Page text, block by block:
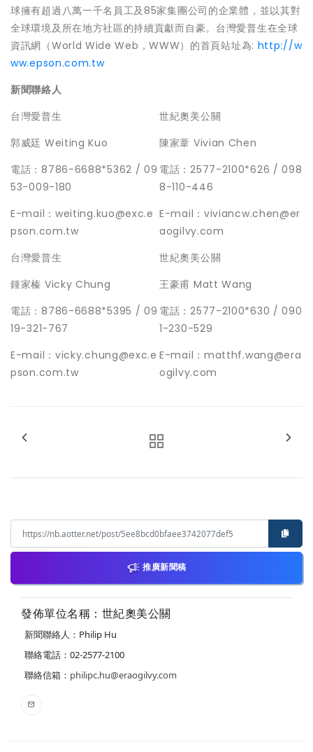
球擁有超過八萬一千名員工及85家集團公司的企業體，並以其對
全球環境及所在地方社區的持續貢獻而自豪。台灣愛普生在全球
資訊網（World Wide Web，WWW）的首頁站址為: http://w
ww.epson.com.tw
新聞聯絡人
台灣愛普生
郭威廷 Weiting Kuo
電話： 8786-6688*5362 / 09
53-009-180
E-mail ： weiting.kuo@exc.e
pson.com.tw
世紀奧美公關
陳家葦 Vivian Chen
電話：2577-2100*626 /098
8-110-446
E-mail ： viviancw.chen@er
aogilvy.com
台灣愛普生
鍾家榛 Vicky Chung
電話： 8786-6688*5395 / 09
19-321-767
E-mail ： vicky.chung@exc.e
pson.com.tw
世紀奧美公關
王豪甫 Matt Wang
電話：2577-2100*630 /090
1-230-529
E-mail ： matthf.wang@era
ogilvy.com
推廣新聞稿
發佈單位名稱：世紀奧美公關
新聞聯絡人：Philip Hu
聯絡電話：02-2577-2100
聯絡信箱： philipc.hu@eraogilvy.com